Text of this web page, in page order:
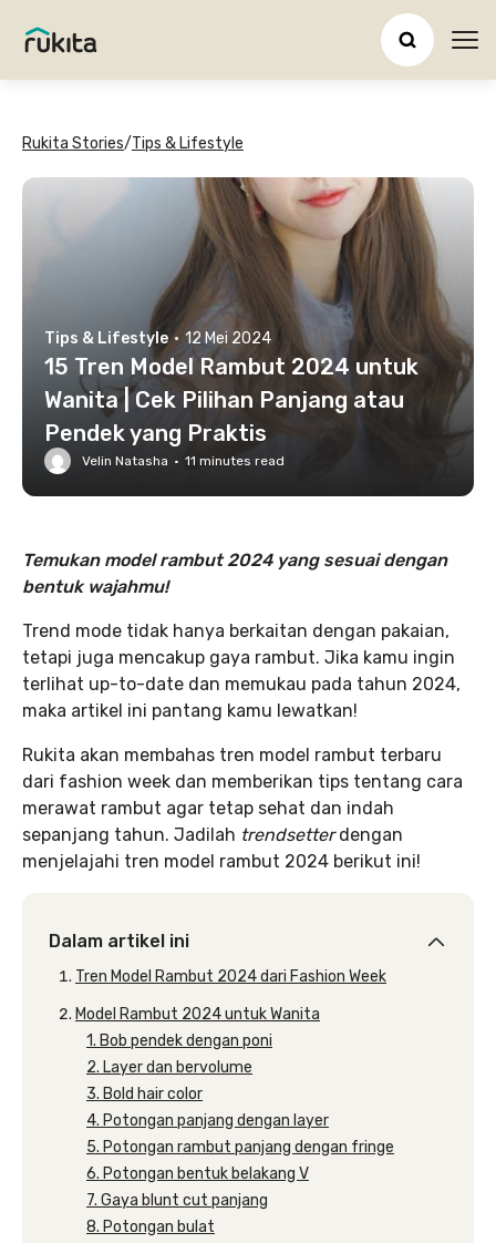
Rukita Stories/Tips & Lifestyle
Tips & Lifestyle · 12 Mei 2024
15 Tren Model Rambut 2024 untuk
Wanita | Cek Pilihan Panjang atau
Pendek yang Praktis
Velin Natasha · 11 minutes read
Temukan model rambut 2024 yang sesuai dengan
bentuk wajahmu!
Trend mode tidak hanya berkaitan dengan pakaian,
tetapi juga mencakup gaya rambut. Jika kamu ingin
terlihat up-to-date dan memukau pada tahun 2024,
maka artikel ini pantang kamu lewatkan!
Rukita akan membahas tren model rambut terbaru
dari fashion week dan memberikan tips tentang cara
merawat rambut agar tetap sehat dan indah
sepanjang tahun. Jadilah trendsetterdengan
menjelajahi tren model rambut 2024 berikut ini!
Dalam artikel ini
Tren Model Rambut 2024 dari Fashion Week
Model Rambut 2024 untuk Wanita
1. Bob pendek dengan poni
2. Layer dan bervolume
3. Bold hair color
4. Potongan panjang dengan layer
5. Potongan rambut panjang dengan fringe
6. Potongan bentuk belakang V
7. Gaya blunt cut panjang
8. Potongan bulat